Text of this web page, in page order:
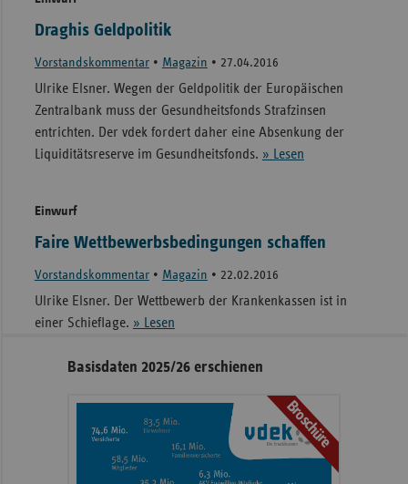
Draghis Geldpolitik
Vorstandskommentar• Magazin • 27.04.2016
Ulrike Elsner. Wegen der Geldpolitik der Europäischen
Zentralbank muss der Gesundheitsfonds Strafzinsen
entrichten. Der vdek fordert daher eine Absenkung der
Liquiditätsreserve im Gesundheitsfonds. » Lesen
Einwurf
Faire Wettbewerbsbedingungen schaffen
Vorstandskommentar• Magazin • 22.02.2016
Ulrike Elsner. Der Wettbewerb der Krankenkassen ist in
einer Schieflage. » Lesen
Seitennavigation
Seitenleiste
Informationen
Basisdaten 2025/26 erschienen
Broschüre